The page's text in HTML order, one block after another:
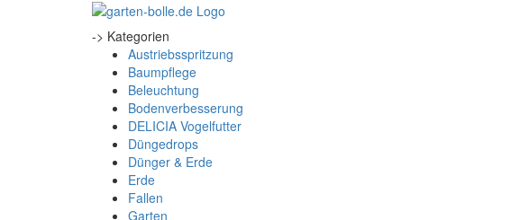
-> Kategorien
Austriebsspritzung
Baumpflege
Beleuchtung
Bodenverbesserung
DELICIA Vogelfutter
Düngedrops
Dünger & Erde
Erde
Fallen
Garten